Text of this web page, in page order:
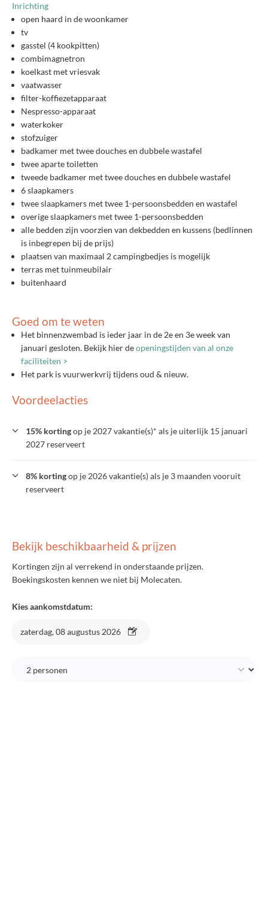
Inrichting
open haard in de woonkamer
tv
gasstel (4 kookpitten)
combimagnetron
koelkast met vriesvak
vaatwasser
filter-koffiezetapparaat
Nespresso-apparaat
waterkoker
stofzuiger
badkamer met twee douches en dubbele wastafel
twee aparte toiletten
tweede badkamer met twee douches en dubbele wastafel
6 slaapkamers
twee slaapkamers met twee 1-persoonsbedden en wastafel
overige slaapkamers met twee 1-persoonsbedden
alle bedden zijn voorzien van dekbedden en kussens (bedlinnen
is inbegrepen bij de prijs)
plaatsen van maximaal 2 campingbedjes is mogelijk
terras met tuinmeubilair
buitenhaard
Goed om te weten
Het binnenzwembad is ieder jaar in de 2e en 3e week van
januari gesloten. Bekijk hier deopeningstijden van al onze
faciliteiten >
Het park is vuurwerkvrij tijdens oud & nieuw.
Voordeelacties
15% kortingop je 2027 vakantie(s)* als je uiterlijk 15 januari
2027 reserveert
8% kortingop je 2026 vakantie(s) als je 3 maanden vooruit
reserveert
Bekijk beschikbaarheid & prijzen
Kortingen zijn al verrekend in onderstaande prijzen.
Boekingskosten kennen we niet bij Molecaten.
Kies aankomstdatum:
zaterdag, 08 augustus 2026